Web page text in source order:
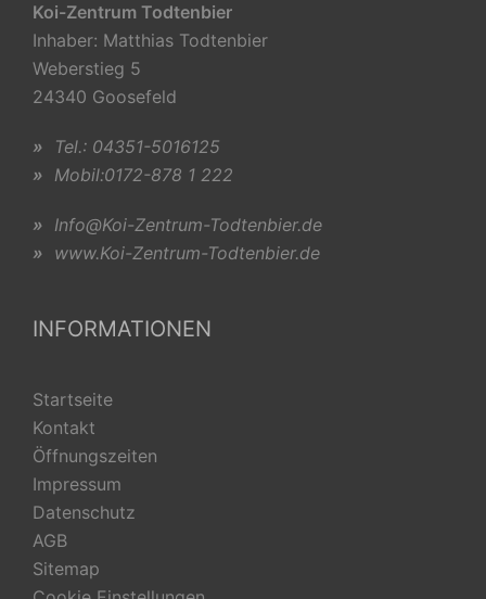
Koi-Zentrum Todtenbier
Inhaber: Matthias Todtenbier
Weberstieg 5
24340 Goosefeld
» Tel.: 04351-5016125
» Mobil:0172-878 1 222
» Info@Koi-Zentrum-Todtenbier.de
» www.Koi-Zentrum-Todtenbier.de
INFORMATIONEN
Startseite
Kontakt
Öffnungszeiten
Impressum
Datenschutz
AGB
Sitemap